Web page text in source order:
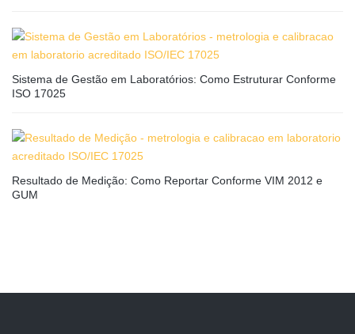
Sistema de Gestão em Laboratórios: Como Estruturar Conforme
ISO 17025
Resultado de Medição: Como Reportar Conforme VIM 2012 e
GUM